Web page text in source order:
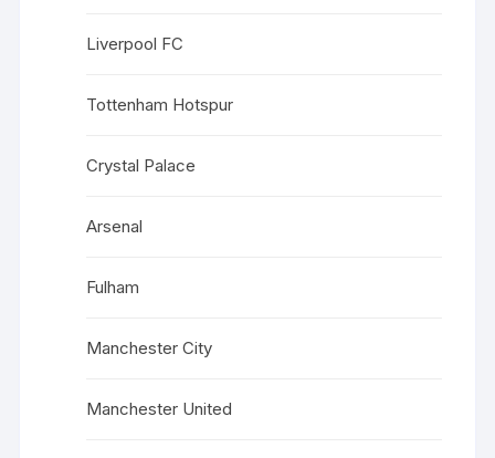
Liverpool FC
Tottenham Hotspur
Crystal Palace
Arsenal
Fulham
Manchester City
Manchester United